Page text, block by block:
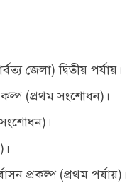
জেলা) দ্বিতীয় পর্যায়।
(প্রথম সংশোধন)।
প্রকল্প (প্রথম পর্যায়)।